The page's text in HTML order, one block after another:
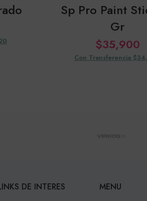
Sp Pro Paint
Gr
$35,900
Con Transferencia
DE INTERES MENU